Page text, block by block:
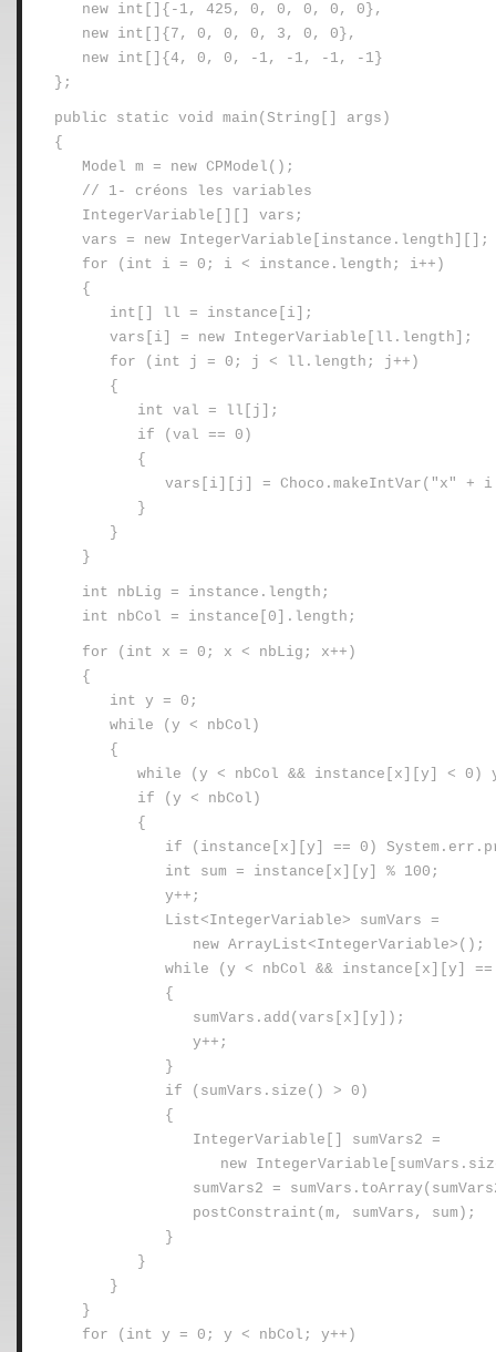
new int[]{-1, 425, 0, 0, 0, 0, 0},
new int[]{7, 0, 0, 0, 3, 0, 0},
new int[]{4, 0, 0, -1, -1, -1, -1}
};
public static void main(String[] args)
{
Model m = new CPModel();
// 1- créons les variables
IntegerVariable[][] vars;
vars = new IntegerVariable[instance.length][];
for (int i = 0; i < instance.length; i++)
{
int[] ll = instance[i];
vars[i] = new IntegerVariable[ll.length];
for (int j = 0; j < ll.length; j++)
{
int val = ll[j];
if (val == 0)
{
vars[i][j] = Choco.makeIntVar("x"
}
}
}
int nbLig = instance.length;
int nbCol = instance[0].length;
for (int x = 0; x < nbLig; x++)
{
int y = 0;
while (y < nbCol)
{
while (y < nbCol && instance[x][y] < 0)
if (y < nbCol)
{
if (instance[x][y] == 0)
int sum = instance[x][y] % 100;
y++;
List<IntegerVariable> sumVars =
new ArrayList<IntegerVariable>();
while (y < nbCol && instance[x][y]
{
sumVars.add(vars[x][y]);
y++;
}
if (sumVars.size() > 0)
{
IntegerVariable[] sumVars2 =
new
sumVars2 =
postConstraint(m, sumVars, sum);
}
}
}
}
for (int y = 0; y < nbCol; y++)